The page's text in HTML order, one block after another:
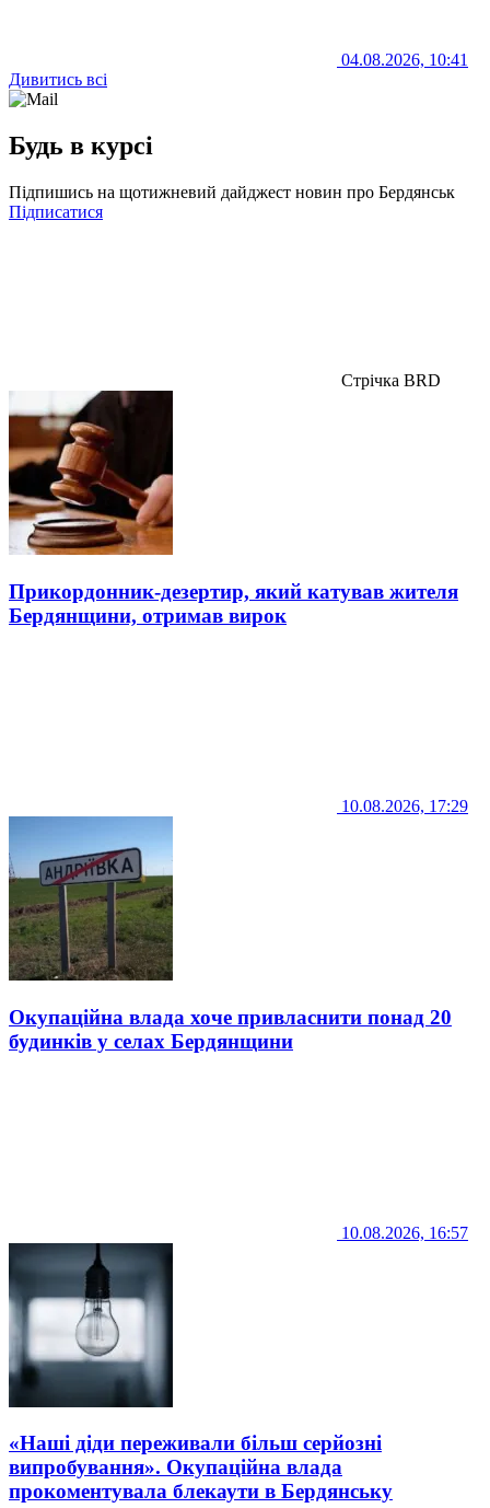
04.08.2026, 10:41
Дивитись всі
Будь в курсі
Підпишись на щотижневий дайджест новин про Бердянськ
Підписатися
Стрічка BRD
Прикордонник-дезертир, який катував жителя
Бердянщини, отримав вирок
10.08.2026, 17:29
Окупаційна влада хоче привласнити понад 20
будинків у селах Бердянщини
10.08.2026, 16:57
«Наші діди переживали більш серйозні
випробування». Окупаційна влада
прокоментувала блекаути в Бердянську